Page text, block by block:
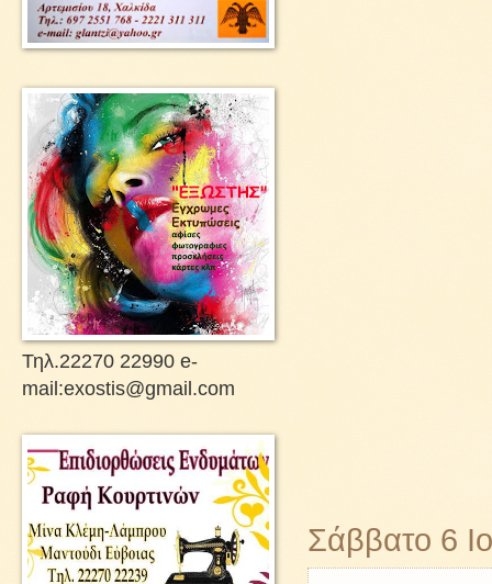
Σάββατο 6
Τηλ.22270 22990 e-
mail:exostis@gmail.com